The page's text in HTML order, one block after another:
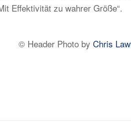
Effektivität zu wahrer Größe“.
© Header Photo by Chris